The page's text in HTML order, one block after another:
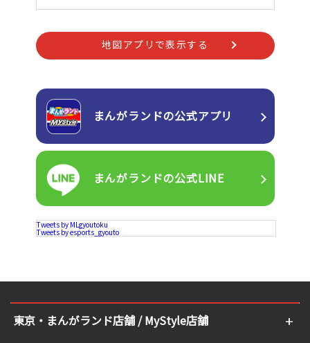
地図アプリで表示する
まんがランドの公式アプリ
まんがランドの公式LINE
Tweets by MLgyoutoku
Tweets by esports_gyouto
東京・まんがランド店舗 / MyStyle店舗